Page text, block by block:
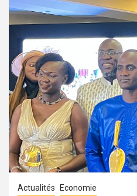
Actualités Economie